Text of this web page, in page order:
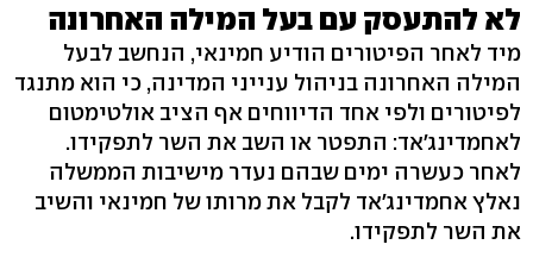
לא להתעסק עם בעל המילה האחרונה
מיד לאחר הפיטורים הודיע חמינאי, הנחשב לבעל
המילה האחרונה בניהול ענייני המדינה, כי הוא מתנגד
לפיטורים ולפי אחד הדיווחים אף הציב אולטימטום
לאחמדינג'אד: התפטר או השב את השר לתפקידו.
לאחר כעשרה ימים שבהם נעדר מישיבות הממשלה
נאלץ אחמדינג'אד לקבל את מרותו של חמינאי והשיב
את השר לתפקידו.